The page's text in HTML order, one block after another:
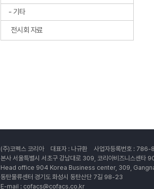
기타
전시회 자료
(주)코펙스 코리아 대표자 : 나규환
사업자등록번호 :
본사 서울특별시 서초구 강남대로 309, 코리아비즈니스센타
Head office 904 Korea Business center, 309,
동탄물류센터 경기도 화성시 동탄산단 7길 98-23
E-mail : cofacs@cofacs.co.kr